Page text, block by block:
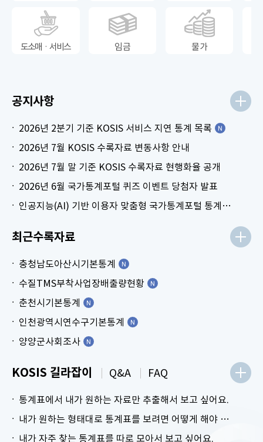
도소매ㆍ서비스 임금 물가
공지사항
2026년 2분기 기준 KOSIS 서비스 지연 통계 목록
2026년 7월 KOSIS 수록자료 변동사항 안내
2026년 7월 말 기준 KOSIS 수록자료 현행화율 공개
2026년 6월 국가통계포털 퀴즈 이벤트 당첨자 발표
인공지능(AI) 기반 이용자 맞춤형 국가통계포털 통계표 생성 시범 서비스 안내
최근수록자료
충청남도아산시기본통계
수질TMS부착사업장배출량현황
춘천시기본통계
인천광역시연수구기본통계
양양군사회조사
KOSIS 길라잡이
통계표에서 내가 원하는 자료만 추출해서 보고 싶어요.
내가 원하는 형태대로 통계표를 보려면 어떻게 해야 하나요?
내가 자주 찾는 통계표를 따로 모아서 보고 싶어요.
Q&A FAQ